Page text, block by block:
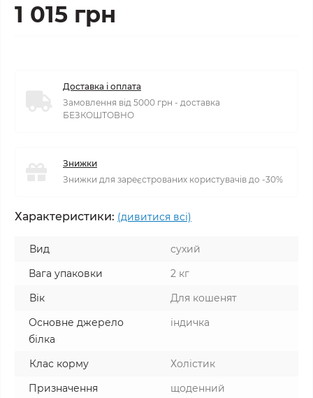
1 015 грн
Доставка і оплата
Замовлення від 5000 грн - доставка
БЕЗКОШТОВНО
Знижки
Знижки для зареєстрованих користувачів до -30%
Характеристики: (дивитися всі)
Вид
сухий
Вага упаковки
2 кг
Вік
Для кошенят
Основне джерело
білка
індичка
Клас корму
Холістик
Призначення
щоденний